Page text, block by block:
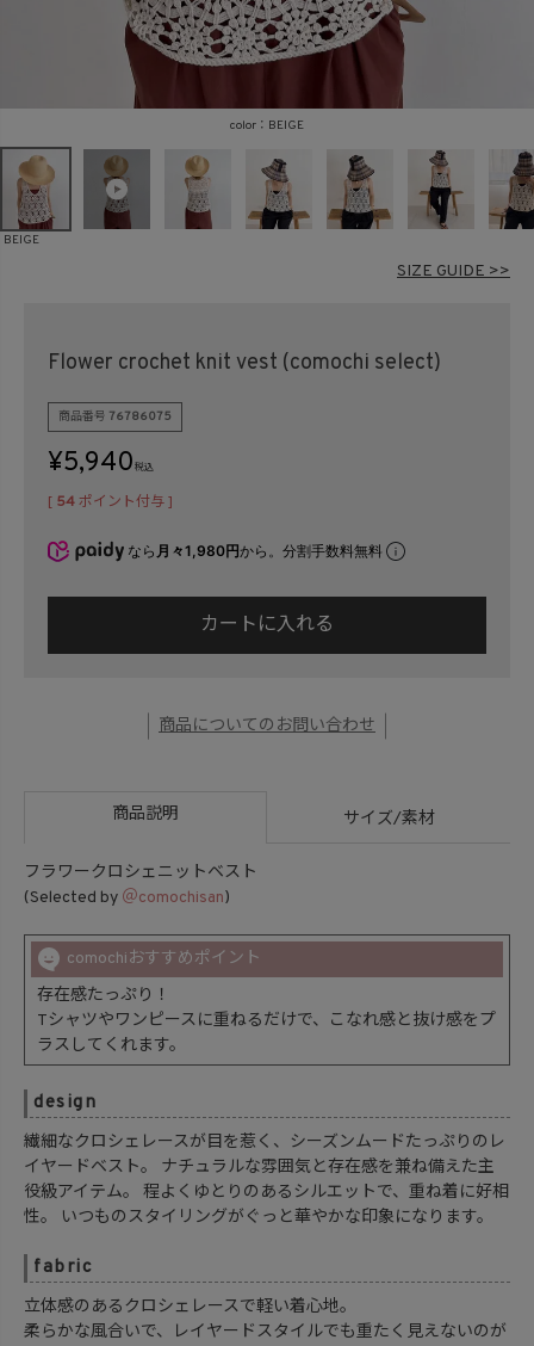
〜
BEIGE
BEIGE
SIZE GUIDE >>
Flower crochet knit vest (comochi select)
商品番号 76786075
¥5,940 税込
[ 54ポイント付与 ]
なら 月々1,980円から。分割手数料無料
カートに入れる
商品についてのお問い合わせ
商品説明 サイズ/素材
フラワークロシェニットベスト
(Selected by ＠comochisan)
comochiおすすめポイント
存在感たっぷり！
Tシャツやワンピースに重ねるだけで、こなれ感と抜け感をプ
ラスしてくれます。
design
繊細なクロシェレースが目を惹く、シーズンムードたっぷりのレ
イヤードベスト。 ナチュラルな雰囲気と存在感を兼ね備えた主
役級アイテム。 程よくゆとりのあるシルエットで、重ね着に好相
性。 いつものスタイリングがぐっと華やかな印象になります。
fabric
立体感のあるクロシェレースで軽い着心地。
柔らかな風合いで、レイヤードスタイルでも重たく見えないのが